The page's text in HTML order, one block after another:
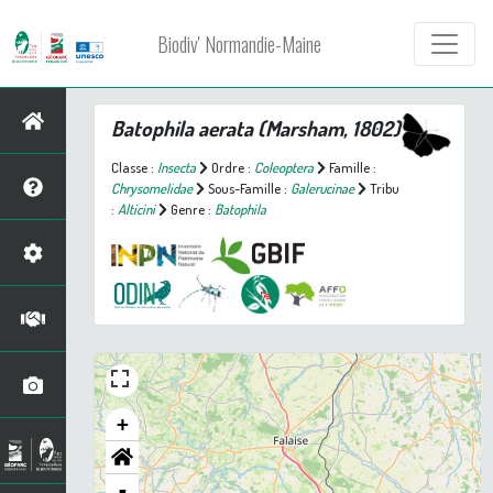
Biodiv' Normandie-Maine
Batophila aerata(Marsham, 1802)
Classe : Insecta Ordre : Coleoptera
Famille :
Chrysomelidae
Sous-Famille : Galerucinae
Tribu
: Alticini Genre : Batophila
+